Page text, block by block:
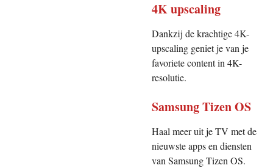
4K upscaling
Dankzij de krachtige 4K-
upscaling geniet je van je
favoriete content in 4K-
resolutie.
Samsung Tizen OS
Haal meer uit je TV met de
nieuwste apps en diensten
van Samsung Tizen OS.